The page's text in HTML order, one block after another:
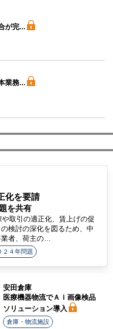
が完...
業務...
水省
化を要請
を共有
取引の適正化、賃上げの促
検討の深化を図るため、中
者、荷主の…
２４年問題
安田倉庫
医療機器物流でＡＩ画像検品
ソリューション導入
倉庫・物流施設